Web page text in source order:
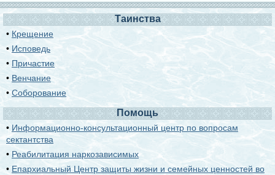
Таинства
• Крещение
• Исповедь
• Причастие
• Венчание
•Соборование
Помощь
• Информационно-консультационный центр по вопросам
сектантства
• Реабилитация наркозависимых
• Епархиальный Центр защиты жизни и семейных ценностей во